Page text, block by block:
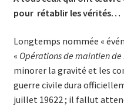
pour rétablir les vérités…
Longtemps nommée «
« Opérations de maintien de
minorer la gravité et les
guerre civile dura
juillet 19622 ; il fallut